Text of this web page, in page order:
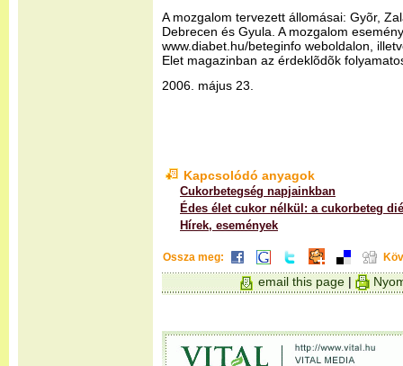
A mozgalom tervezett állomásai: Gyõr,
Debrecen és Gyula. A mozgalom
www.diabet.hu/beteginfo weboldalon,
Elet magazinban az érdeklõdõk
2006. május 23.
Kapcsolódó anyagok
Cukorbetegség napjainkban
Édes élet cukor nélkül: a cukorbeteg
Hírek, események
Ossza meg:
email this page |